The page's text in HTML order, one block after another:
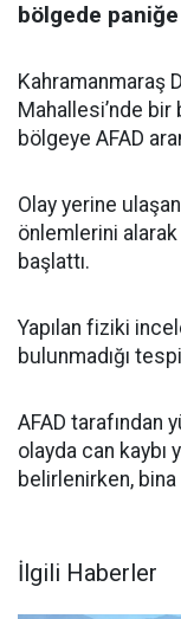
bölgede
Kahramanmaraş
Mahallesi’nde bir
bölgeye AFAD
Olay yerine
önlemlerini alarak
başlattı.
Yapılan fiziki
bulunmadığı
AFAD tarafından
olayda can kaybı
belirlenirken,
İlgili Haberler